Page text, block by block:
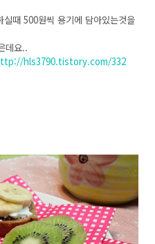
때 500원씩 용기에 담아있는것을
데요..
hls3790.tistory.com/332